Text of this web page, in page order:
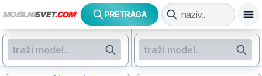
MOBILNISVET.COM PRETRAGA